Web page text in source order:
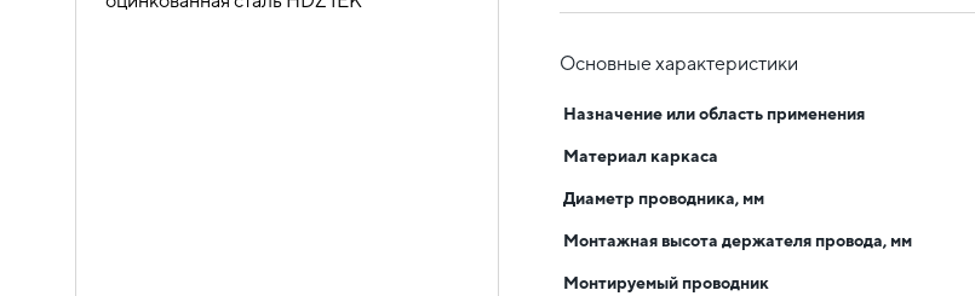
Основные характеристики
Назначение или область применения
Материал каркаса
Диаметр проводника, мм
Монтажная высота держателя провода, мм
Монтируемый проводник